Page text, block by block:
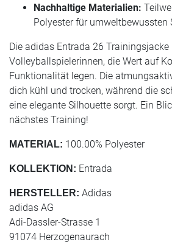
Nachhaltige Materialien:
Polyester für umweltbewussten
Die adidas Entrada 26
Volleyballspielerinnen, die Wert auf
Funktionalität legen. Die
dich kühl und trocken, während die
eine elegante Silhouette sorgt. Ein
nächstes Training!
MATERIAL: 100.00% Polyester
KOLLEKTION: Entrada
HERSTELLER: Adidas
adidas AG
Adi-Dassler-Strasse 1
91074 Herzogenaurach